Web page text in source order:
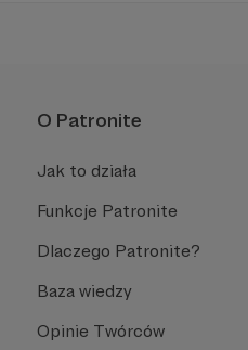
O Patronite
Jak to działa
Funkcje Patronite
Dlaczego Patronite?
Baza wiedzy
Opinie Twórców